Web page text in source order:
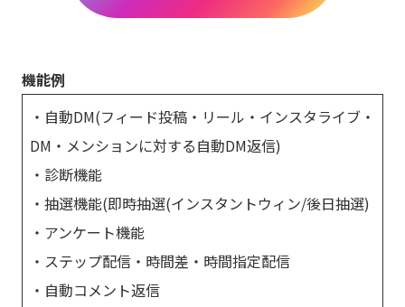
機能例
・自動DM(フィード投稿・リール・インスタライブ・
DM・メンションに対する自動DM返信)
・診断機能
・抽選機能(即時抽選(インスタントウィン/後日抽選)
・アンケート機能
・ステップ配信・時間差・時間指定配信
・自動コメント返信